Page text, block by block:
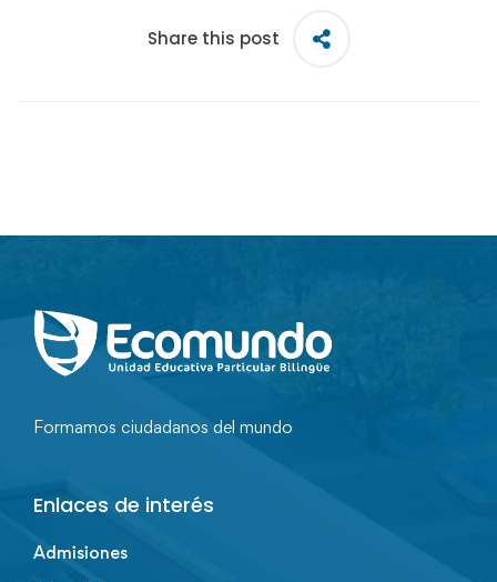
Share this post
Formamos ciudadanos del mundo
Enlaces de interés
Admisiones